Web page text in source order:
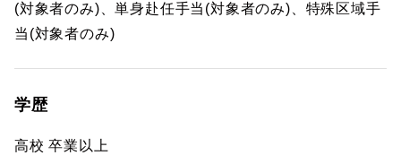
(対象者のみ)、単身赴任手当(対象者のみ)、特殊区域手
当(対象者のみ)
学歴
高校 卒業以上